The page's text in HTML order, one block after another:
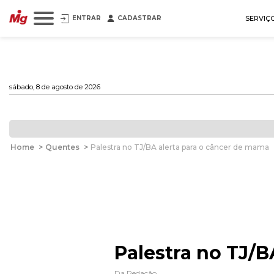
ENTRAR CADASTRAR
sábado, 8 de agosto de 2026
Home > Quentes > Palestra no TJ/BA alerta para o câncer de mama
Palestra no TJ/